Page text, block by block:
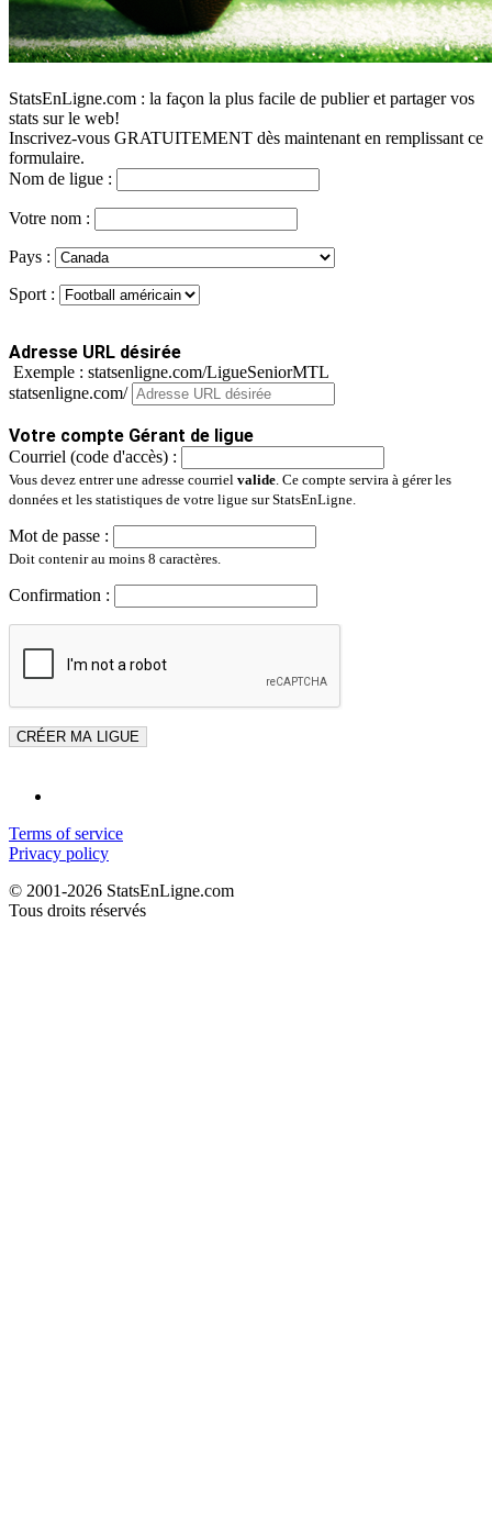
StatsEnLigne.com : la façon la plus facile de publier et partager vos
stats sur le web!
Inscrivez-vous GRATUITEMENT dès maintenant en remplissant ce
formulaire.
Nom de ligue :
Votre nom :
Pays :
Sport :
Adresse URL désirée
Exemple : statsenligne.com/LigueSeniorMTL
statsenligne.com/
Votre compte Gérant de ligue
Courriel (code d'accès) :
Vous devez entrer une adresse courriel valide. Ce compte servira à gérer les
données et les statistiques de votre ligue sur StatsEnLigne.
Mot de passe :
Doit contenir au moins 8 caractères.
Confirmation :
Terms of service
Privacy policy
© 2001-2026 StatsEnLigne.com
Tous droits réservés